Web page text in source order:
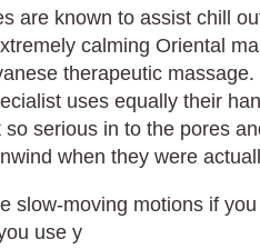
are known to assist chill
calming Oriental
therapeutic
uses equally their
so serious in to the pores
when they were
slow-moving motions if
use y